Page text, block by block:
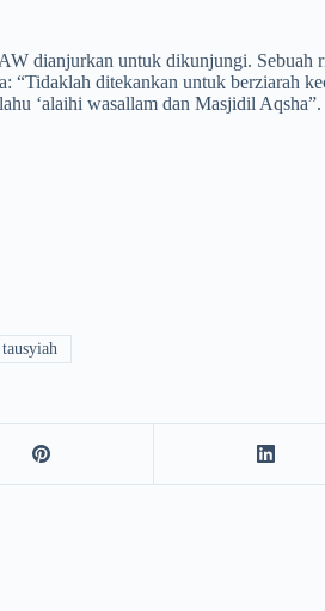
dianjurkan untuk dikunjungi. Sebuah
“Tidaklah ditekankan untuk berziarah
‘alaihi wasallam dan Masjidil
tausyiah